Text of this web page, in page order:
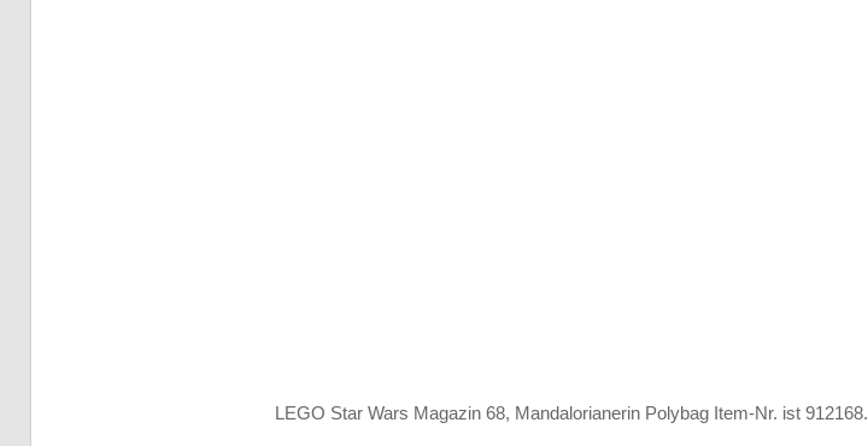
LEGO Star Wars Magazin 68, Mandalorianerin Polybag Item-Nr. ist 912168.